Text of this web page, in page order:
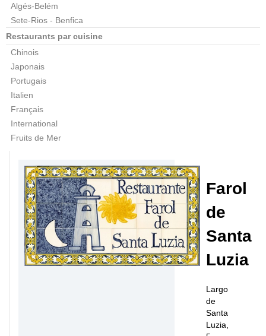
Algés-Belém
Sete-Rios - Benfica
Restaurants par cuisine
Chinois
Japonais
Portugais
Italien
Français
International
Fruits de Mer
Farol
de
Santa
Luzia
Largo
de
Santa
Luzia,